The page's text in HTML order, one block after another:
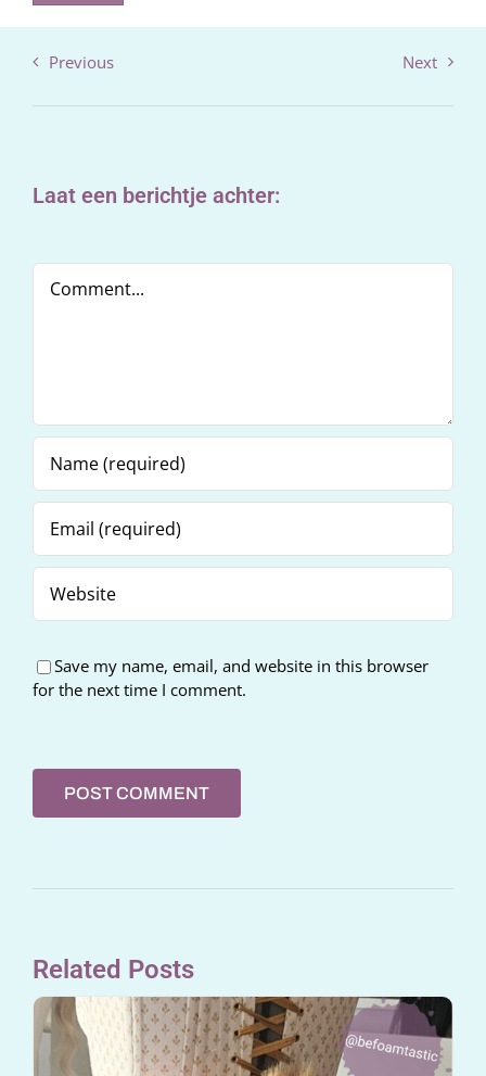
Previous Next
Laat een berichtje achter:
Comment
Save my name, email, and website in this browser
for the next time I comment.
Related Posts